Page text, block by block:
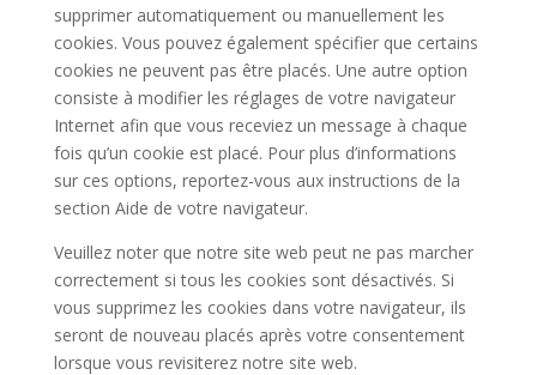
supprimer automatiquement ou manuellement les
cookies. Vous pouvez également spécifier que certains
cookies ne peuvent pas être placés. Une autre option
consiste à modifier les réglages de votre navigateur
Internet afin que vous receviez un message à chaque
fois qu’un cookie est placé. Pour plus d’informations
sur ces options, reportez-vous aux instructions de la
section Aide de votre navigateur.
Veuillez noter que notre site web peut ne pas marcher
correctement si tous les cookies sont désactivés. Si
vous supprimez les cookies dans votre navigateur, ils
seront de nouveau placés après votre consentement
lorsque vous revisiterez notre site web.